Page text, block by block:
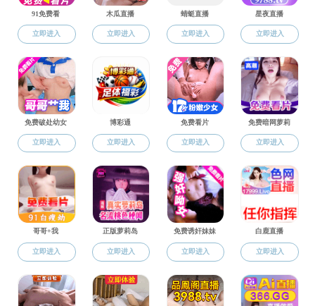
国际交流
项目介绍
申请信息
国际交流活动
国际交流活动
英国默多克
美国加州大
英国奇彻斯